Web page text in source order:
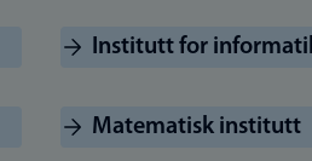
Institutt for
Matematisk institutt